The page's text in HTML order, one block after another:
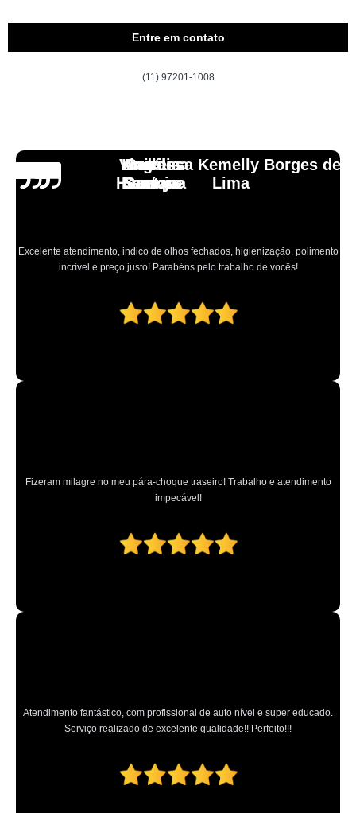
Entre em contato
(11) 97201-1008
Angélica
Santana
Excelente atendimento, indico de olhos fechados, higienização, polimento
incrível e preço justo! Parabéns pelo trabalho de vocês!
Andressa Kemelly Borges de
Lima
Fizeram milagre no meu pára-choque traseiro! Trabalho e atendimento
impecável!
Carlos
Henrique
Atendimento fantástico, com profissional de auto nível e super educado.
Serviço realizado de excelente qualidade!! Perfeito!!!
Vinicius
Laranja
Lourdes
Santoro